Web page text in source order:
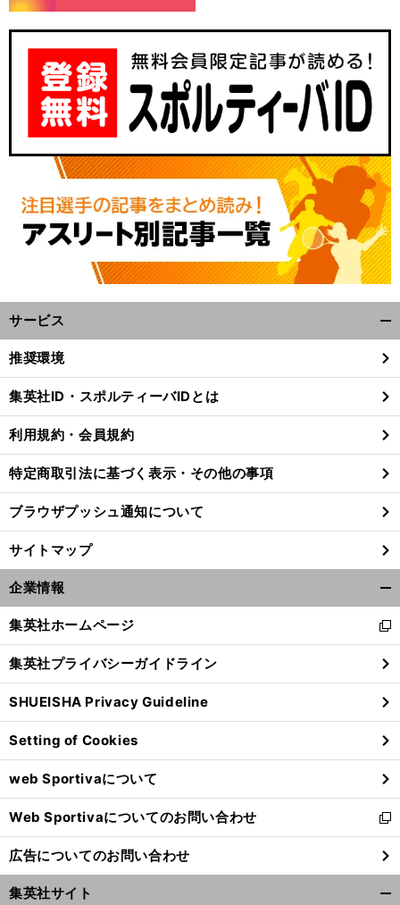
前
サービス
閉
る
推奨環境
集英社ID・スポルティーバIDとは
利用規約・会員規約
特定商取引法に基づく表示・その他の事項
ブラウザプッシュ通知について
サイトマップ
企業情報
閉
る
集英社ホームページ
新
し
い
ウ
ィ
ン
ド
ウ
で
開
く
集英社プライバシーガイドライン
SHUEISHA Privacy Guideline
Setting of Cookies
web Sportivaについて
Web Sportivaについてのお問い合わせ
新
し
い
ウ
ィ
広告についてのお問い合わせ
集英社サイト